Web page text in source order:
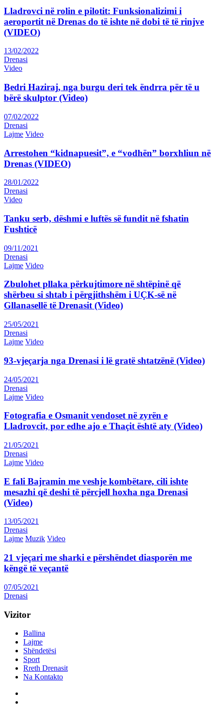
Lladrovci në rolin e pilotit: Funksionalizimi i
aeroportit në Drenas do të ishte në dobi të të rinjve
(VIDEO)
13/02/2022
Drenasi
Video
Bedri Haziraj, nga burgu deri tek ëndrra për të u
bërë skulptor (Video)
07/02/2022
Drenasi
Lajme Video
Arrestohen “kidnapuesit”, e “vodhën” borxhliun në
Drenas (VIDEO)
28/01/2022
Drenasi
Video
Tanku serb, dëshmi e luftës së fundit në fshatin
Fushticë
09/11/2021
Drenasi
Lajme Video
Zbulohet pllaka përkujtimore në shtëpinë që
shërbeu si shtab i përgjithshëm i UÇK-së në
Gllanasellë të Drenasit (Video)
25/05/2021
Drenasi
Lajme Video
93-vjeçarja nga Drenasi i lë gratë shtatzënë (Video)
24/05/2021
Drenasi
Lajme Video
Fotografia e Osmanit vendoset në zyrën e
Lladrovcit, por edhe ajo e Thaçit është aty (Video)
21/05/2021
Drenasi
Lajme Video
E fali Bajramin me veshje kombëtare, cili ishte
mesazhi që deshi të përcjell hoxha nga Drenasi
(Video)
13/05/2021
Drenasi
Lajme Muzik Video
21 vjeçari me sharki e përshëndet diasporën me
këngë të veçantë
07/05/2021
Drenasi
Vizitor
Ballina
Lajme
Shëndetësi
Sport
Rreth Drenasit
Na Kontakto